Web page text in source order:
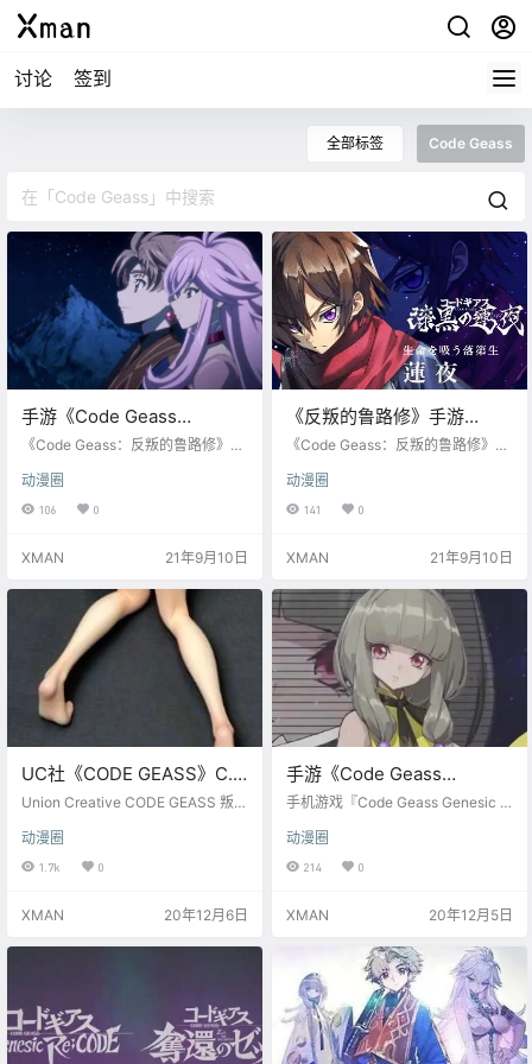
讨论 签到
全部标签 Code Geass
手游《Code Geass
Genesic Re;Code》开场动
《Code Geass：反叛的鲁路修》世
e;Code》开场动画公开 谷口悟朗·大
河内一楼担任总监修，系列全部角
主题歌：「ヒトセツナ」霧雨アン
动漫圈
106 0
XMAN 21年9月10日
《反叛的鲁路修》手游
《Code Geass Genesic
《Code Geass：反叛的鲁路修》世
e;Code》全新PV公开 本作为鲁路
修、阿基德等历代角色全登场的Cod
动漫圈
141 0
XMAN 21年9月10日
UC社《CODE GEASS》C.C
泳装手办 预告公布（阴间官
Union Creative CODE GEASS 叛逆
布（阴间官图）
动漫圈
1.7k 0
XMAN 20年12月6日
手游《Code Geass
Genesic Re;Code》PV公
手机游戏『Code Geass Genesic R
河内一楼担任总监修、系列全部角
色都会登场
动漫圈
214 0
XMAN 20年12月5日